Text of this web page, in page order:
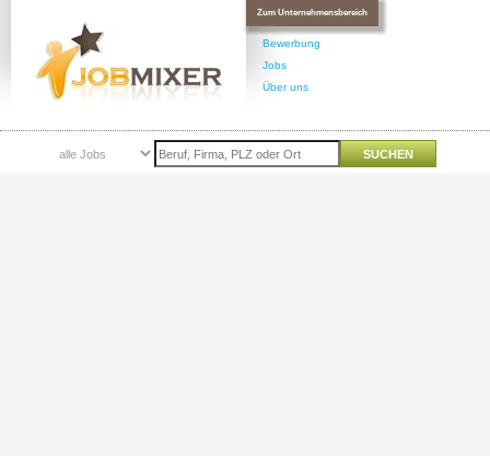
Zum Unternehmensbereich
Bewerbung
Jobs
Über uns